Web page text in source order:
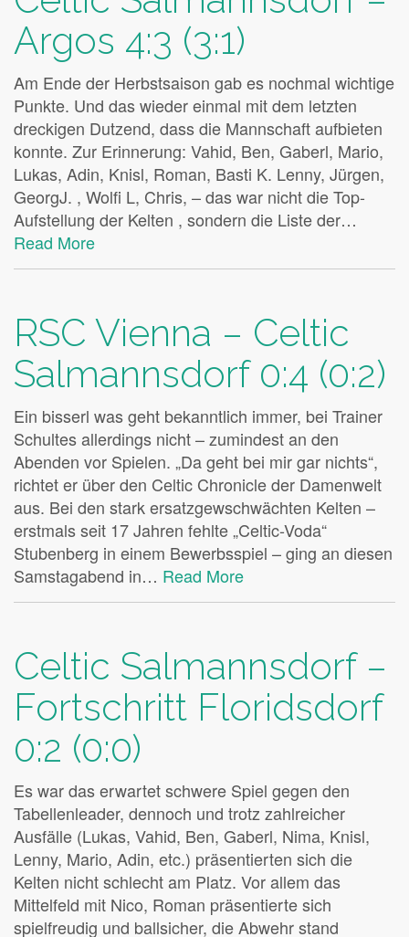
Argos 4:3 (3:1)
Am Ende der Herbstsaison gab es nochmal wichtige
Punkte. Und das wieder einmal mit dem letzten
dreckigen Dutzend, dass die Mannschaft aufbieten
konnte. Zur Erinnerung: Vahid, Ben, Gaberl, Mario,
Lukas, Adin, Knisl, Roman, Basti K. Lenny, Jürgen,
GeorgJ. , Wolfi L, Chris, – das war nicht die Top-
Aufstellung der Kelten , sondern die Liste der…
Read More
RSC Vienna – Celtic
Salmannsdorf 0:4 (0:2)
Ein bisserl was geht bekanntlich immer, bei Trainer
Schultes allerdings nicht – zumindest an den
Abenden vor Spielen. „Da geht bei mir gar nichts“,
richtet er über den Celtic Chronicle der Damenwelt
aus. Bei den stark ersatzgewschwächten Kelten –
erstmals seit 17 Jahren fehlte „Celtic-Voda“
Stubenberg in einem Bewerbsspiel – ging an diesen
Samstagabend in… Read More
Celtic Salmannsdorf –
Fortschritt Floridsdorf
0:2 (0:0)
Es war das erwartet schwere Spiel gegen den
Tabellenleader, dennoch und trotz zahlreicher
Ausfälle (Lukas, Vahid, Ben, Gaberl, Nima, Knisl,
Lenny, Mario, Adin, etc.) präsentierten sich die
Kelten nicht schlecht am Platz. Vor allem das
Mittelfeld mit Nico, Roman präsentierte sich
spielfreudig und ballsicher, die Abwehr stand